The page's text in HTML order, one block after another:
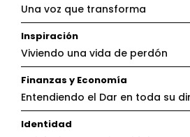
Una voz que transforma
Inspiración
Viviendo una vida de perdón
Finanzas y Economía
Entendiendo el Dar en toda su
Identidad